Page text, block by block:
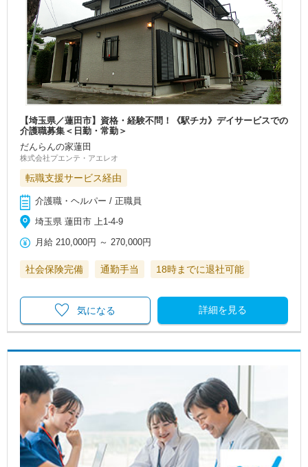
【埼玉県／蓮田市】資格・経験不問！《駅チカ》デイサービスでの
介護職募集＜日勤・常勤＞
だんらんの家蓮田
株式会社プエンテ・アエレオ
転職支援サービス経由
介護職・ヘルパー / 正職員
埼玉県 蓮田市 上1-4-9
月給 210,000円 ～270,000円
社会保険完備 通勤手当 18時までに退社可能
詳細を見る
気になる